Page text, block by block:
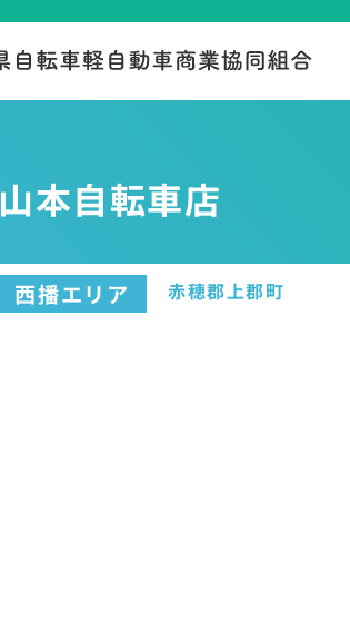
山本自転車店
西播エリア 赤穂郡上郡町